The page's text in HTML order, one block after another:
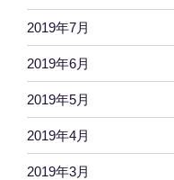
2019年7月
2019年6月
2019年5月
2019年4月
2019年3月